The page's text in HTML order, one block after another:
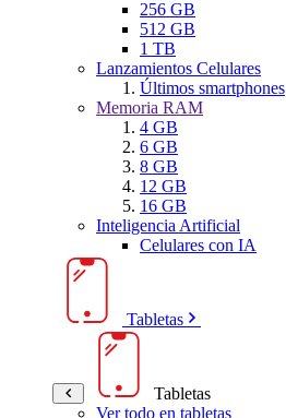
256 GB
512 GB
1 TB
Lanzamientos Celulares
Últimos smartphones
Memoria RAM
4 GB
6 GB
8 GB
12 GB
16 GB
Inteligencia Artificial
Celulares con IA
Tabletas
Tabletas
Ver todo en tabletas